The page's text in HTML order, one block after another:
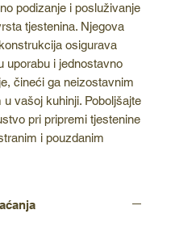
podizanje i posluživanje
tjestenina. Njegova
osigurava
uporabu i jednostavno
čineći ga neizostavnim
u vašoj kuhinji. Poboljšajte
pri pripremi tjestenine
i pouzdanim